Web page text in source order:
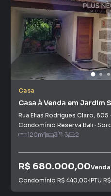
Casa
Casa à Venda em Jardim
Rua Elias Rodrigues Claro, 605
Condomínio Reserva Bali ·
120m² 3 3 2
R$ 680.000,00Venda
Condomínio R$ 440,00·IPTU